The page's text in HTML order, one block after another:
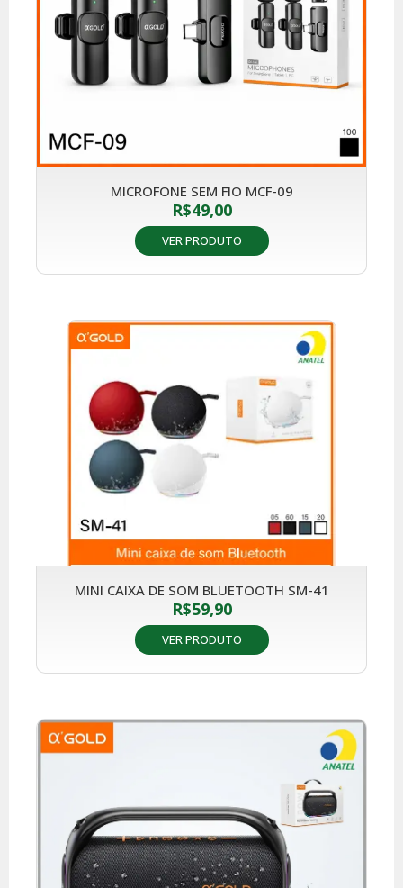
MICROFONE SEM FIO MCF-09
R$49,00
VER PRODUTO
MINI CAIXA DE SOM BLUETOOTH SM-41
R$59,90
VER PRODUTO